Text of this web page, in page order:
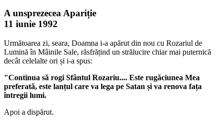
A unsprezecea Apariție
11 iunie 1992
Următoarea zi, seara, Doamna i-a apărut din nou cu Rozariul de
Lumină în Mâinile Sale, răsfrățind un strălucire chiar mai puternică
decât celelalte ori și i-a spus:
"Continua să rogi Sfântul Rozariu.... Este rugăciunea Mea
preferată, este lanțul care va lega pe Satan și va renova fața
întregii lumi.
Apoi a dispărut.